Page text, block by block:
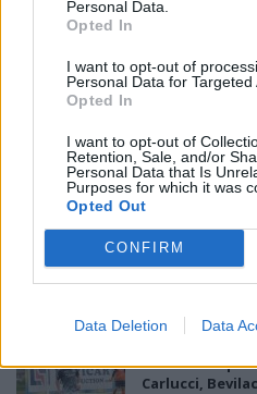
Personal Data.
Opted In
I want to opt-out of
Personal Data for Targeted
Opted In
I want to opt-out of
Retention, Sale, and/or
Personal Data that Is
Purposes for which it was
Opted Out
CONFIRM
Data Deletion Data
doppietta di
Il Latte Dolce
Mascia,
gli altri acquisti
Il Monastir
Aloia, il primo
L'Ilva si
Carlucci,